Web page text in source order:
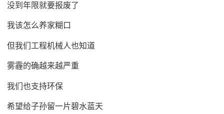
没到年限就要报废了
我该怎么养家糊口
但我们工程机械人也知道
雾霾的确越来越严重
我们也支持环保
希望给子孙留一片碧水蓝天